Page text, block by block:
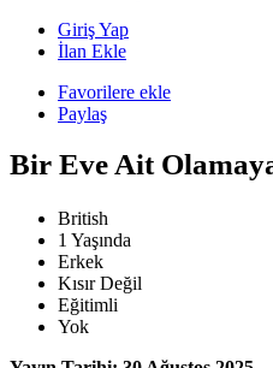
Giriş Yap
İlan Ekle
Favorilere ekle
Paylaş
Bir Eve Ait
British
1 Yaşında
Erkek
Kısır Değil
Eğitimli
Yok